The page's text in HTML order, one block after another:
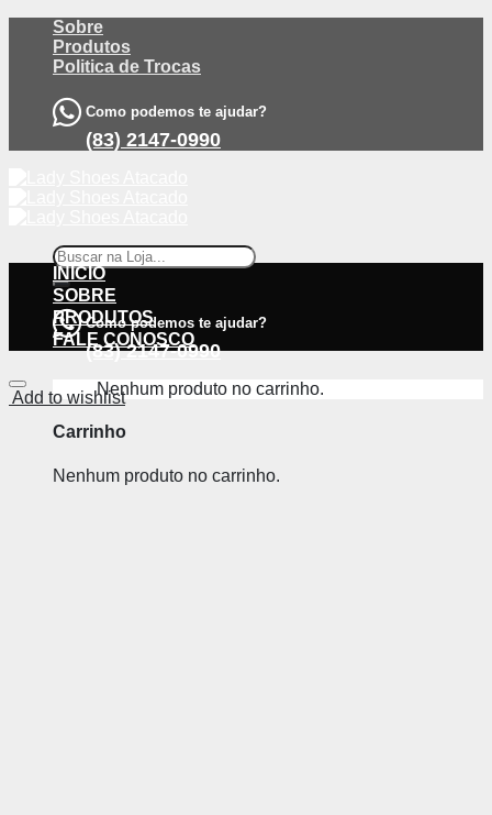
content
Sobre
Produtos
Politica de Trocas
Como podemos te ajudar?
(83) 2147-0990
Pesquisar
por:
Como podemos te ajudar?
(83) 2147-0990
Nenhum produto no carrinho.
Carrinho
Nenhum produto no carrinho.
INÍCIO
SOBRE
PRODUTOS
FALE CONOSCO
Add to wishlist